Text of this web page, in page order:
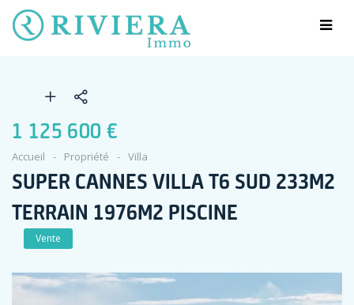
1 125 600 €
Accueil Propriété Villa
SUPER CANNES VILLA T6 SUD 233M2
TERRAIN 1976M2 PISCINE
Vente